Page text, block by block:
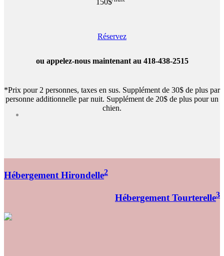
Réservez
ou appelez-nous maintenant au 418-438-2515
*Prix pour 2 personnes, taxes en sus. Supplément de 30$ de plus par
personne additionnelle par nuit. Supplément de 20$ de plus pour un
chien.
Hébergement Hirondelle2
Hébergement Tourterelle3